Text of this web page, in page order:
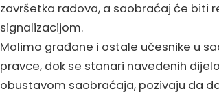
završetka radova, a saobraćaj će biti
signalizacijom.
Molimo građane i ostale učesnike u
pravce, dok se stanari navedenih
obustavom saobraćaja, pozivaju da